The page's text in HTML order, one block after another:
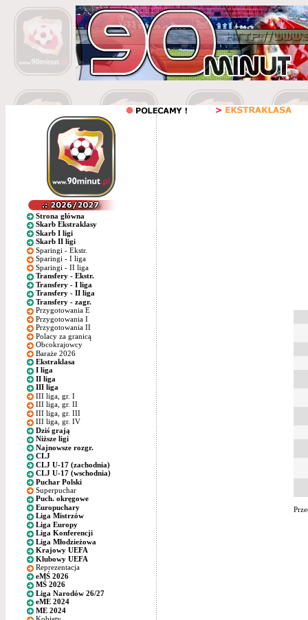
Strona główna
Skarb Ekstraklasy
Skarb I ligi
Skarb II ligi
Sparingi - Ekstr.
Sparingi - I liga
Sparingi - II liga
Transfery - Ekstr.
Transfery - I liga
Transfery - II liga
Transfery - zagr.
Przygotowania E
Przygotowania I
Przygotowania II
Polacy za granicą
Obcokrajowcy
Baraże 2026
Ekstraklasa
I liga
II liga
III liga
III liga, gr. I
III liga, gr. II
III liga, gr. III
III liga, gr. IV
Dziś grają
Niższe ligi
Najnowsze rozgr.
CLJ
CLJ U-17 (zachodnia)
CLJ U-17 (wschodnia)
Puchar Polski
Superpuchar
Puch. okręgowe
Europuchary
Liga Mistrzów
Liga Europy
Liga Konferencji
Liga Młodzieżowa
Krajowy UEFA
Klubowy UEFA
Reprezentacja
eMŚ 2026
MŚ 2026
Liga Narodów 26/27
eME 2024
ME 2024